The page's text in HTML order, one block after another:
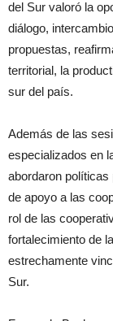
del Sur valoró la
diálogo,
propuestas,
territorial, la
sur del país.
Además de las
especializados en
abordaron
de apoyo a las
rol de las
fortalecimiento de
estrechamente
Sur.